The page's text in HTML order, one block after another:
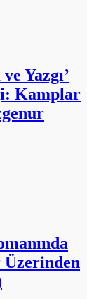
Yazgı’
Kamplar
Üzerinden